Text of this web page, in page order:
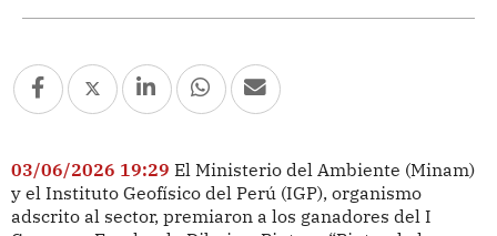
03/06/2026 19:29 El Ministerio del Ambiente (Minam)
y el Instituto Geofísico del Perú (IGP), organismo
adscrito al sector, premiaron a los ganadores del I